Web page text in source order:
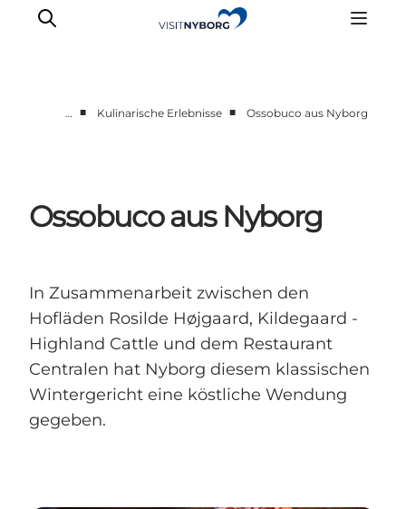
Veranstaltungen
Übernachtung
Buchen & kaufen
… ■ Kulinarische Erlebnisse ■ Ossobuco aus Nyborg
Ossobuco aus Nyborg
In Zusammenarbeit zwischen den
Hofläden Rosilde Højgaard, Kildegaard -
Highland Cattle und dem Restaurant
Centralen hat Nyborg diesem klassischen
Wintergericht eine köstliche Wendung
gegeben.